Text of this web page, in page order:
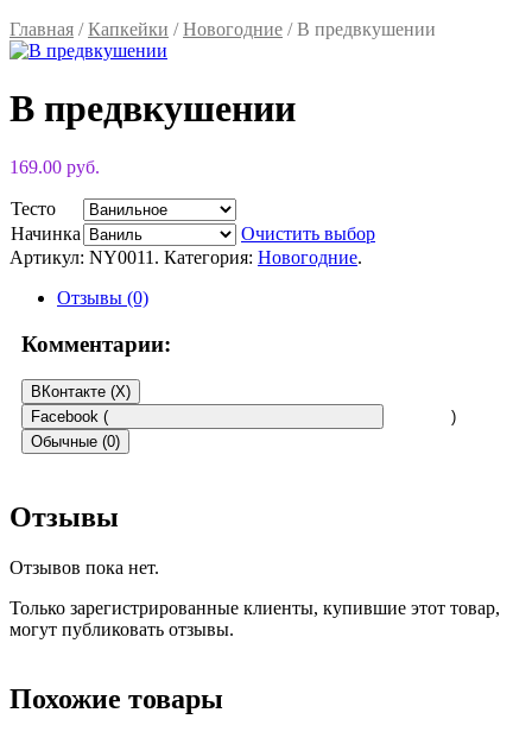
Главная /Капкейки /Новогодние / В предвкушении
В предвкушении
169.00 руб.
Тесто
Начинка
Очистить выбор
Артикул: NY0011 . Категория: Новогодние.
Отзывы (0)
Комментарии:
ВКонтакте (X)
Facebook (
)
Обычные (0)
Отзывы
Отзывов пока нет.
Только зарегистрированные клиенты, купившие этот товар,
могут публиковать отзывы.
Похожие товары